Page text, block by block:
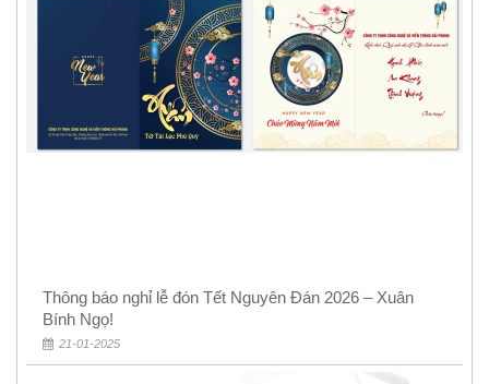
Thông báo nghỉ lễ đón Tết Nguyên Đán 2026 – Xuân
Bính Ngọ!
21-01-2025